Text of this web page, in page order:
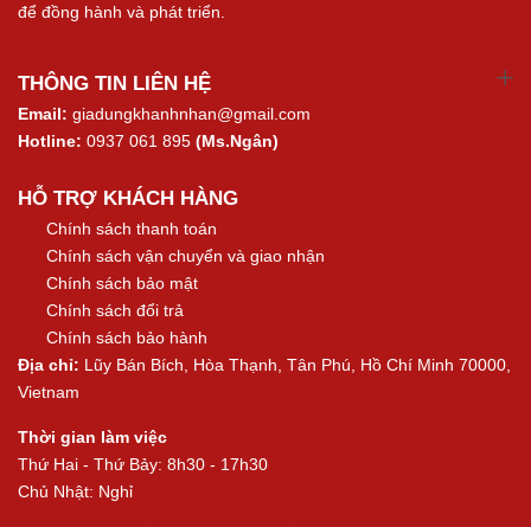
để đồng hành và phát triển.
THÔNG TIN LIÊN HỆ
Email: giadungkhanhnhan@gmail.com
Hotline: 0937 061 895 (Ms.Ngân)
HỖ TRỢ KHÁCH HÀNG
Chính sách thanh toán
Chính sách vận chuyển và giao nhận
Chính sách bảo mật
Chính sách đổi trả
Chính sách bảo hành
Địa chỉ: Lũy Bán Bích, Hòa Thạnh, Tân Phú, Hồ Chí Minh 70000,
Vietnam
Thời gian làm việc
Thứ Hai - Thứ Bảy: 8h30 - 17h30
Chủ Nhật: Nghỉ